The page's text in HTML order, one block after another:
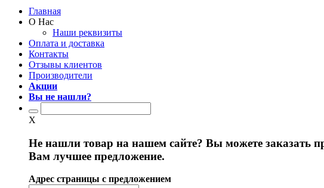
Главная
О Нас
Наши реквизиты
Оплата и доставка
Контакты
Отзывы клиентов
Производители
Акции
Вы не нашли?
X
Не нашли товар на нашем сайте? Вы можете заказать
Вам лучшее предложение.
Адрес страницы с предложением